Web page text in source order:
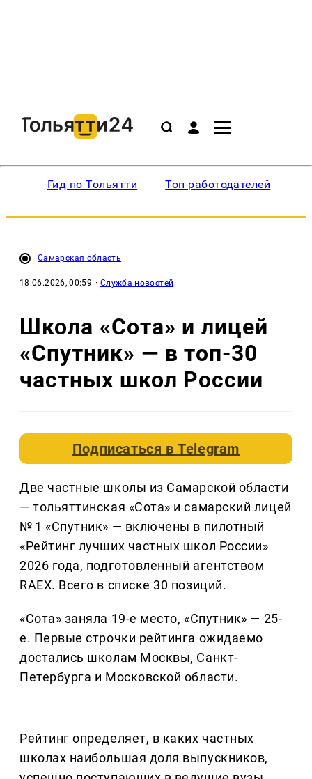
Гид по Тольятти Топ работодателей
Самарская область
18.06.2026, 00:59 · Служба новостей
Школа «Сота» и лицей
«Спутник» — в топ-30
частных школ России
Подписаться вTelegram
Две частные школы из Самарской области
— тольяттинская «Сота» и самарский лицей
№ 1 «Спутник» — включены в пилотный
«Рейтинг лучших частных школ России»
2026 года, подготовленный агентством
RAEX. Всего в списке 30 позиций.
«Сота» заняла 19-е место, «Спутник» — 25-
е. Первые строчки рейтинга ожидаемо
достались школам Москвы, Санкт-
Петербурга и Московской области.
Рейтинг определяет, в каких частных
школах наибольшая доля выпускников,